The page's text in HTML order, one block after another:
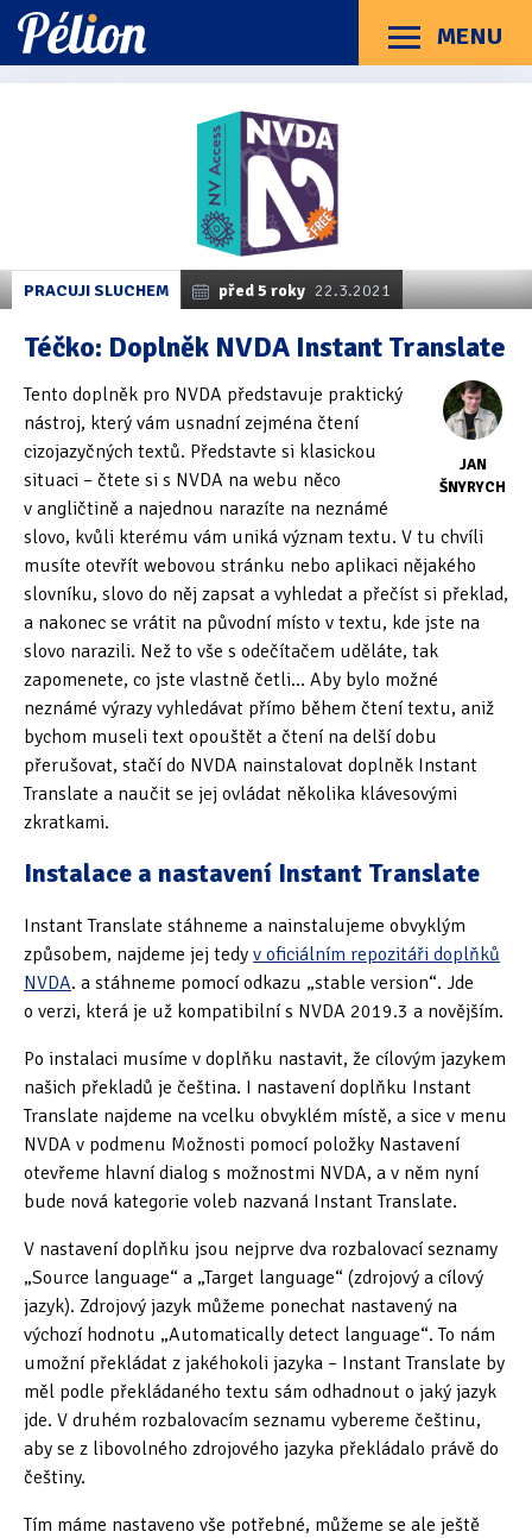
Přejít
na
štítky
Přejít
na
kategorie
Přejít
na
obsah
MENU
Menu
Hledání
Braillské řádky (31)
Lupy (8)
Mobilní zařízení (85)
Počítače a notebooky (66)
Zápisníky (7)
Názory & zkušenosti(143)
Oficiální materiály
Pozvánky & oznámení(67)
Pracuji sluchem(564)
Pracuji sluchem a hmatem(566)
Pracuji zrakem (456)
Pracuji zrakem a sluchem
Služby(115)
Software(503)
Asistivní software(428)
Tipy & triky(17)
PRACUJI SLUCHEM před 5 roky 22.3.2021
Téčko: Doplněk NVDA Instant Translate
JAN
ŠNYRYCH
Tento doplněk pro NVDA představuje praktický
nástroj, který vám usnadní zejména čtení
cizojazyčných textů. Představte si klasickou
situaci – čtete si s NVDA na webu něco
v angličtině a najednou narazíte na neznámé
slovo, kvůli kterému vám uniká význam textu. V tu chvíli
musíte otevřít webovou stránku nebo aplikaci nějakého
slovníku, slovo do něj zapsat a vyhledat a přečíst si překlad,
a nakonec se vrátit na původní místo v textu, kde jste na
slovo narazili. Než to vše s odečítačem uděláte, tak
zapomenete, co jste vlastně četli… Aby bylo možné
neznámé výrazy vyhledávat přímo během čtení textu, aniž
bychom museli text opouštět a čtení na delší dobu
přerušovat, stačí do NVDA nainstalovat doplněk Instant
Translate a naučit se jej ovládat několika klávesovými
zkratkami.
Instalace a nastavení Instant Translate
Instant Translate stáhneme a nainstalujeme obvyklým
způsobem, najdeme jej tedy v oficiálním repozitáři doplňků
NVDA. a stáhneme pomocí odkazu „stable version“. Jde
o verzi, která je už kompatibilní s NVDA 2019.3 a novějším.
Po instalaci musíme v doplňku nastavit, že cílovým jazykem
našich překladů je čeština. I nastavení doplňku Instant
Translate najdeme na vcelku obvyklém místě, a sice v menu
NVDA v podmenu Možnosti pomocí položky Nastavení
otevřeme hlavní dialog s možnostmi NVDA, a v něm nyní
bude nová kategorie voleb nazvaná Instant Translate.
V nastavení doplňku jsou nejprve dva rozbalovací seznamy
„Source language“ a „Target language“ (zdrojový a cílový
jazyk). Zdrojový jazyk můžeme ponechat nastavený na
výchozí hodnotu „Automatically detect language“. To nám
umožní překládat z jakéhokoli jazyka – Instant Translate by
měl podle překládaného textu sám odhadnout o jaký jazyk
jde. V druhém rozbalovacím seznamu vybereme češtinu,
aby se z libovolného zdrojového jazyka překládalo právě do
češtiny.
Tím máme nastaveno vše potřebné, můžeme se ale ještě